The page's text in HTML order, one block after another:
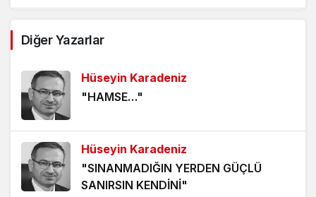
5 yıl önce
ÖLÜMÜ BEKLEMEK
5 yıl önce
5 yıl önce
VİZYONER KASTAMONULULAR NEREDESİNİZ?
Diğer Yazarlar
Hüseyin Karadeniz
"HAMSE…"
Hüseyin Karadeniz
"SINANMADIĞIN YERDEN GÜÇLÜ
SANIRSIN KENDİNİ"